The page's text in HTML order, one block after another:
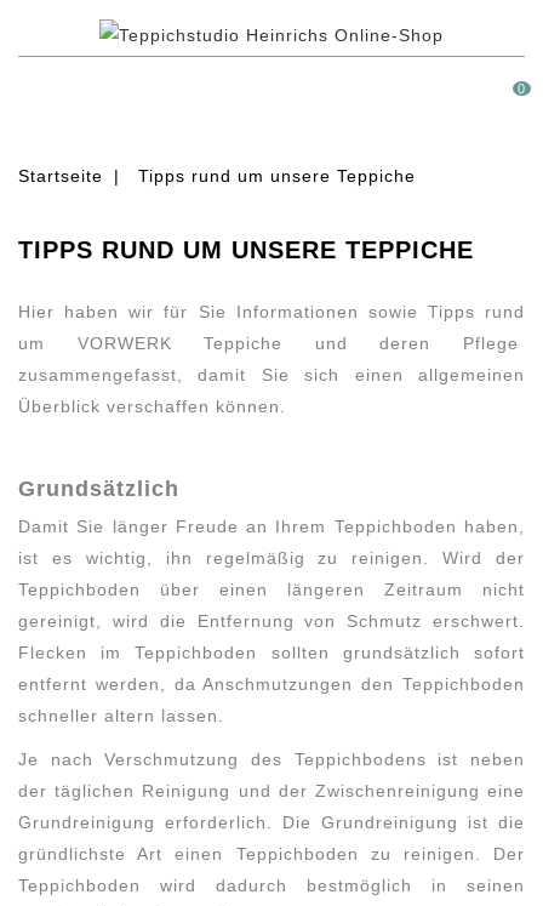
0
Startseite Tipps rund um unsere Teppiche
TIPPS RUND UM UNSERE TEPPICHE
Hier haben wir für Sie Informationen sowie Tipps rund
um VORWERK Teppiche und deren Pflege
zusammengefasst, damit Sie sich einen allgemeinen
Überblick verschaffen können.
Grundsätzlich
Damit Sie länger Freude an Ihrem Teppichboden haben,
ist es wichtig, ihn regelmäßig zu reinigen. Wird der
Teppichboden über einen längeren Zeitraum nicht
gereinigt, wird die Entfernung von Schmutz erschwert.
Flecken im Teppichboden sollten grundsätzlich sofort
entfernt werden, da Anschmutzungen den Teppichboden
schneller altern lassen.
Je nach Verschmutzung des Teppichbodens ist neben
der täglichen Reinigung und der Zwischenreinigung eine
Grundreinigung erforderlich. Die Grundreinigung ist die
gründlichste Art einen Teppichboden zu reinigen. Der
Teppichboden wird dadurch bestmöglich in seinen